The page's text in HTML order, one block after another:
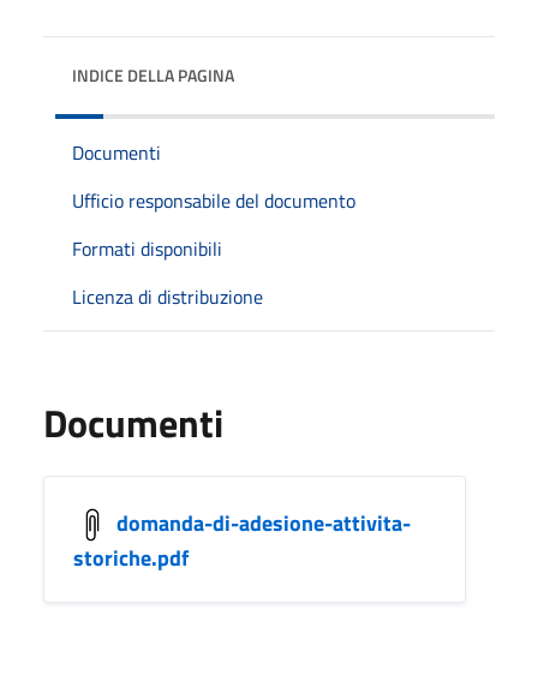
INDICE DELLA PAGINA
Documenti
Ufficio responsabile del documento
Formati disponibili
Licenza di distribuzione
Documenti
domanda-di-adesione-attivita-
storiche.pdf